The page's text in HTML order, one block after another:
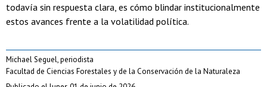
todavía sin respuesta clara, es cómo blindar institucionalmente
estos avances frente a la volatilidad política.
Michael Seguel, periodista
Facultad de Ciencias Forestales y de la Conservación de la Naturaleza